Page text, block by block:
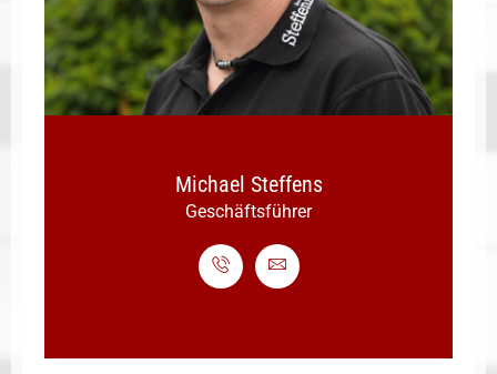
Michael Steffens
Geschäftsführer